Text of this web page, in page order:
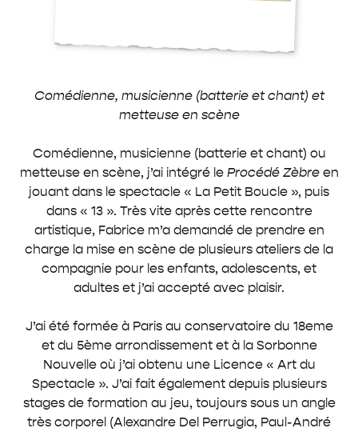
Comédienne, musicienne (batterie et chant) et
metteuse en scène
Comédienne, musicienne (batterie et chant) ou
metteuse en scène, j’ai intégré leProcédé Zèbreen
jouant dans le spectacle « La Petit Boucle », puis
dans « 13 ». Très vite après cette rencontre
artistique, Fabrice m’a demandé de prendre en
charge la mise en scène de plusieurs ateliers de la
compagnie pour les enfants, adolescents, et
adultes et j’ai accepté avec plaisir.
J’ai été formée à Paris au conservatoire du 18eme
et du 5ème arrondissement et à la Sorbonne
Nouvelle où j’ai obtenu une Licence « Art du
Spectacle ». J’ai fait également depuis plusieurs
stages de formation au jeu, toujours sous un angle
très corporel (Alexandre Del Perrugia, Paul-André